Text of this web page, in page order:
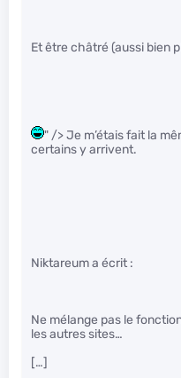
Et être châtré (aussi bien
" /> Je m’étais fait la
certains y arrivent.
Niktareum a écrit :
Ne mélange pas le
les autres sites…
[…]